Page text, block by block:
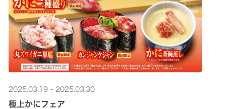
2025.03.19 - 2025.03.30
極上かにフェア